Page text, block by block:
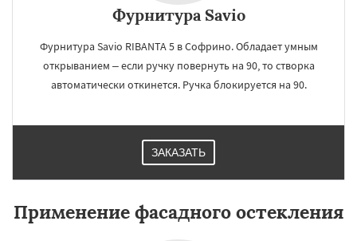
Фурнитура Savio
Фурнитура Savio RIBANTA 5 в Софрино. Обладает умным
открыванием – если ручку повернуть на 90, то створка
автоматически откинется. Ручка блокируется на 90.
ЗАКАЗАТЬ
Применение фасадного остекления